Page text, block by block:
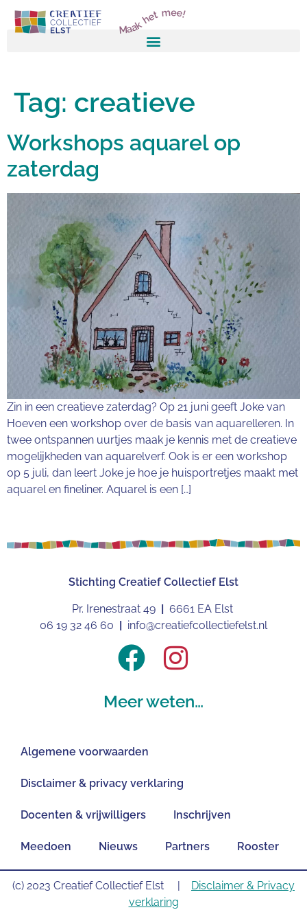
Maak het mee!
Tag: creatieve
Workshops aquarel op
zaterdag
Zin in een creatieve zaterdag? Op 21 juni geeft Joke van
Hoeven een workshop over de basis van aquarelleren. In
twee ontspannen uurtjes maak je kennis met de creatieve
mogelijkheden van aquarelverf. Ook is er een workshop
op 5 juli, dan leert Joke je hoe je huisportretjes maakt met
aquarel en fineliner. Aquarel is een […]
Stichting Creatief Collectief Elst
Pr. Irenestraat 49
6661 EA Elst
06 19 32 46 60
info@creatiefcollectiefelst.nl
Meer weten…
Algemene voorwaarden
Disclaimer & privacy verklaring
Docenten & vrijwilligers Inschrijven
Meedoen Nieuws Partners Rooster
(c) 2023 Creatief Collectief Elst | Disclaimer & Privacy
verklaring